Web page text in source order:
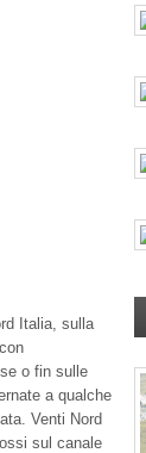
Italia, sulla
o fin sulle
a qualche
Venti Nord
sul canale